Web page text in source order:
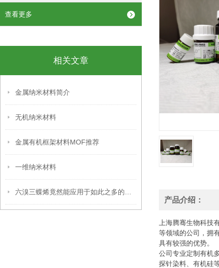
查看更多
相关文章
金属纳米材料简介
无机纳米材料
金属有机框架材料MOF推荐
一维纳米材料
产品介绍：
上海腾骞生物科技
等领域的公司，拥
具有较强的优势。
公司专业定制有机
探针染料、有机硅